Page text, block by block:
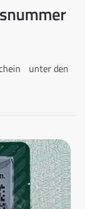
unter den